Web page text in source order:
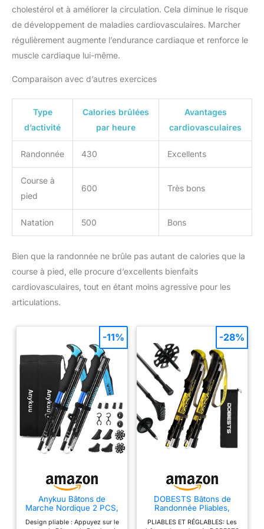
cholestérol et à améliorer la circulation. Cela diminue le risque
de développement de maladies cardiovasculaires. Marcher
régulièrement augmente l’endurance cardiaque et renforce le
muscle cardiaque lui-même.
Comparaison avec d’autres exercices
Type
d’activité
Calories brûlées
par heure
Avantages
cardiovasculaires
Randonnée 430 Excellents
Course à
pied
600 Très bons
Natation 500 Bons
Bien que la randonnée ne brûle pas autant de calories que la
course à pied, elle procure d’excellents bienfaits
cardiovasculaires, tout en étant moins agressive pour les
articulations.
Anykuu Bâtons de
Marche Nordique 2 PCS,
d'escalade, Bâtons de
Design pliable : Appuyez sur le
-11%
DOBESTS Bâtons de
Randonnée Pliables,
Aluminium, 110-130 cm
PLIABLES ET RÉGLABLES: Les
-28%